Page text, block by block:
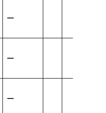
—
—
—